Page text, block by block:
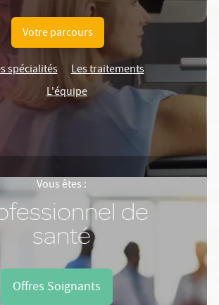
Votre parcours
spécialités
Les traitements
L'équipe
Vous êtes :
de
santé
Offres Soignants